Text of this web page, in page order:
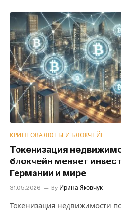
КРИПТОВАЛЮТЫ И БЛОКЧЕЙН
Токенизация
блокчейн меняет
Германии и мире
31.05.2026 By Ирина Яковчук
Токенизация недвижимости